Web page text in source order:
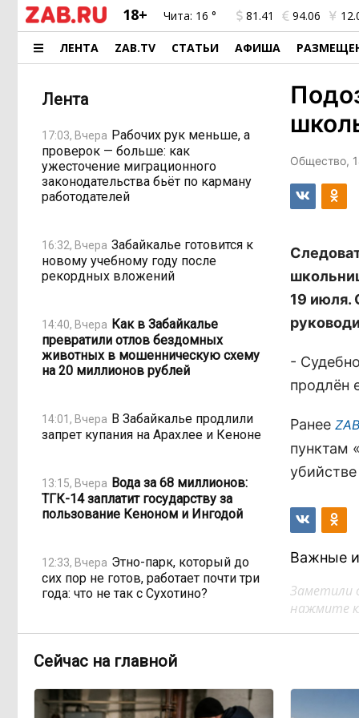
18+ Чита: 16 ° 81.41 94.06
ЛЕНТА ZAB.TV СТАТЬИ АФИША
Лента
17:03, Вчера Рабочих рук меньше, а
проверок — больше: как
ужесточение миграционного
законодательства бьёт по карману
работодателей
16:32, Вчера Забайкалье готовится к
новому учебному году после
рекордных вложений
14:40, Вчера Как в Забайкалье
превратили отлов бездомных
животных в мошенническую схему
на 20 миллионов рублей
14:01, Вчера В Забайкалье продлили
запрет купания на Арахлее и Кеноне
13:15, Вчера Вода за 68 миллионов:
ТГК-14 заплатит государству за
пользование Кеноном и Ингодой
12:33, Вчера Этно-парк, который до
сих пор не готов, работает почти три
года: что не так с Сухотино?
две недели: как Забайкалье
Общество,
19 июля.
-
продлён
Ранее
пунктам
Важные
Заметили
нажмите
Сейчас на главной